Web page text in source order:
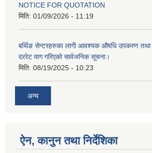
NOTICE FOR QUOTATION
मिति: 01/09/2026 - 11:19
बर्थिङ सेन्टरहरुका लागी आवश्यक औषधि उपकरण तथा
दररेट माग गरिएको सार्वजनिक सूचना।
मिति: 08/19/2025 - 10:23
अन्य
ऐन, कानुन तथा निर्देशिका